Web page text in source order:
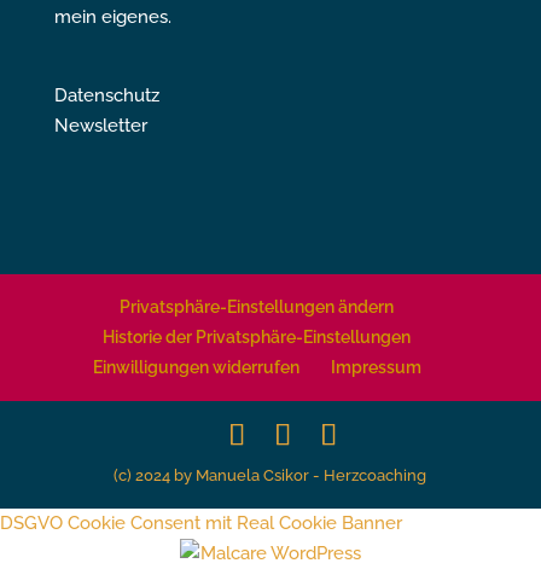
mein eigenes.
Datenschutz
Newsletter
Privatsphäre-Einstellungen ändern
Historie der Privatsphäre-Einstellungen
Einwilligungen widerrufen
Impressum
(c) 2024 by Manuela Csikor - Herzcoaching
DSGVO Cookie Consent mit Real Cookie Banner